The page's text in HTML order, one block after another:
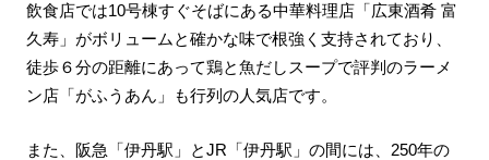
飲食店では10号棟すぐそばにある中華料理店「広東酒肴 富
久寿」がボリュームと確かな味で根強く支持されており、
徒歩６分の距離にあって鶏と魚だしスープで評判のラーメ
ン店「がふうあん」も行列の人気店です。
また、阪急「伊丹駅」とJR「伊丹駅」の間には、250年の